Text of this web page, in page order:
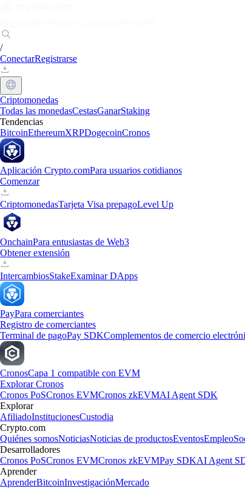
/
ConectarRegistrarse
Criptomonedas
Todas las monedasCestasGanarStaking
Tendencias
BitcoinEthereumXRPDogecoinCronos
Aplicación Crypto.comPara usuarios cotidianos
Comenzar
CriptomonedasTarjeta Visa prepagoLevel Up
OnchainPara entusiastas de Web3
Obtener extensión
IntercambiosStakeExaminar DApps
PayPara comerciantes
Registro de comerciantes
Terminal de pagoPay SDKComplementos de comercio
CronosCapa 1 compatible con EVM
Explorar Cronos
Cronos PoSCronos EVMCronos zkEVMAI Agent SDK
Explorar
AfiliadoInstitucionesCustodia
Crypto.com
Quiénes somosNoticiasNoticias de productosEventosEmpleo
Desarrolladores
Cronos PoSCronos EVMCronos zkEVMPay SDKAI Agent
Aprender
AprenderBitcoinInvestigaciónMercado